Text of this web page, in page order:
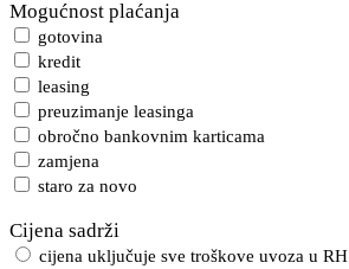
Mogućnost plaćanja
gotovina
kredit
leasing
preuzimanje leasinga
obročno bankovnim karticama
zamjena
staro za novo
Cijena sadrži
cijena uključuje sve troškove uvoza u RH